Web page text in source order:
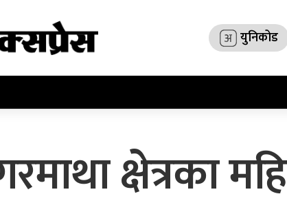
युनिकोड
क्षेत्रका